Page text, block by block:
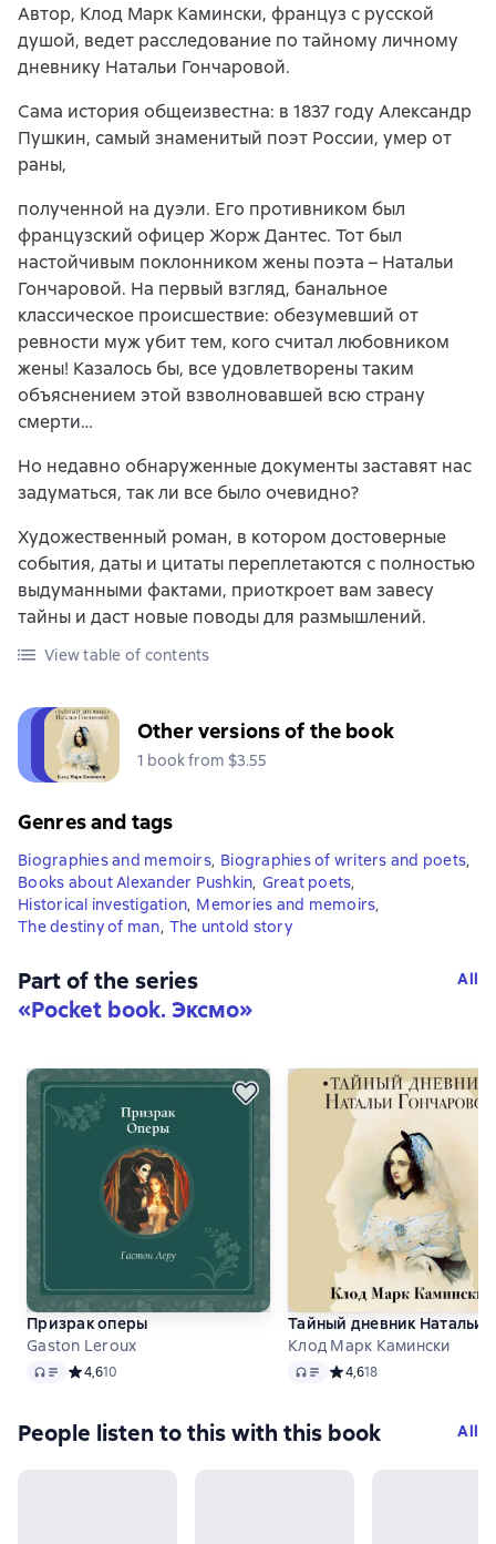
Автор, Клод Марк Камински, француз с русской
душой, ведет расследование по тайному личному
дневнику Натальи Гончаровой.
Сама история общеизвестна: в 1837 году Александр
Пушкин, самый знаменитый поэт России, умер от
раны,
полученной на дуэли. Его противником был
французский офицер Жорж Дантес. Тот был
настойчивым поклонником жены поэта – Натальи
Гончаровой. На первый взгляд, банальное
классическое происшествие: обезумевший от
ревности муж убит тем, кого считал любовником
жены! Казалось бы, все удовлетворены таким
объяснением этой взволновавшей всю страну
смерти…
Но недавно обнаруженные документы заставят нас
задуматься, так ли все было очевидно?
Художественный роман, в котором достоверные
события, даты и цитаты переплетаются с полностью
выдуманными фактами, приоткроет вам завесу
тайны и даст новые поводы для размышлений.
View table of contents
Other versions of the book
1 book from $3.55
Genres and tags
Biographies and memoirs, Biographies of writers and poets,
Books about Alexander Pushkin, Great poets,
Historical investigation, Memories and memoirs,
The destiny of man, The untold story
Part of the series
«Pocket book. Эксмо»
All
Призрак оперы
Gaston Leroux
Audio Средний рейтинг 4,6 на основе 10 оценок
4,610
Тайный дневник Натальи
Клод Марк Камински
Audio Средний рейтинг 4,6 на
4,618
People listen to this with this book All